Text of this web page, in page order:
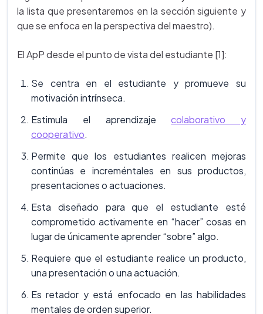
la lista que presentaremos en la sección siguiente y
que se enfoca en la perspectiva del maestro).
El ApP desde el punto de vista del estudiante [1]:
Se centra en el estudiante y promueve su
motivación intrínseca.
Estimula el aprendizajecolaborativo y
cooperativo.
Permite que los estudiantes realicen mejoras
continúas e increméntales en sus productos,
presentaciones o actuaciones.
Esta diseñado para que el estudiante esté
comprometido activamente en “hacer” cosas en
lugar de únicamente aprender “sobre” algo.
Requiere que el estudiante realice un producto,
una presentación o una actuación.
Es retador y está enfocado en las habilidades
mentales de orden superior.